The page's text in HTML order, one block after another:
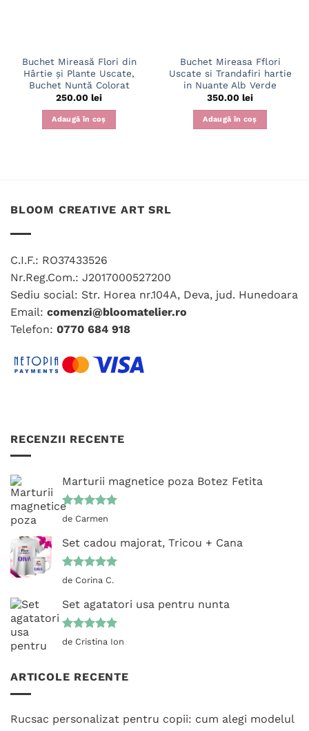
Buchet Mireasă Flori din
Hârtie și Plante Uscate,
Buchet Nuntă Colorat
250.00 lei
Adaugă în coș
Buchet Mireasa Fflori
Uscate si Trandafiri hartie
in Nuante Alb Verde
350.00 lei
Adaugă în coș
BLOOM CREATIVE ART SRL
C.I.F.: RO37433526
Nr.Reg.Com.: J2017000527200
Sediu social: Str. Horea nr.104A, Deva, jud. Hunedoara
Email: comenzi@bloomatelier.ro
Telefon: 0770 684 918
RECENZII RECENTE
Marturii magnetice poza Botez Fetita
Evaluat la
de Carmen
Set cadou majorat, Tricou + Cana
Evaluat la
de Corina C.
Set agatatori usa pentru nunta
Evaluat la
de Cristina Ion
ARTICOLE RECENTE
Rucsac personalizat pentru copii: cum alegi modelul